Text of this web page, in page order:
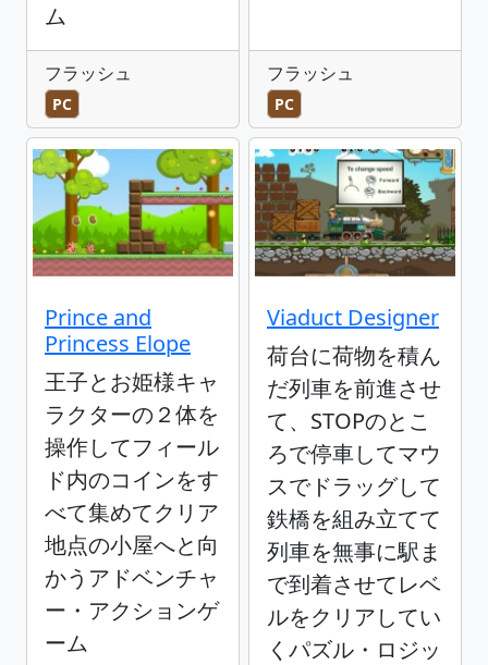
ム
フラッシュ
PC
フラッシュ
PC
Prince and
Princess Elope
王子とお姫様キャ
ラクターの２体を
操作してフィール
ド内のコインをす
べて集めてクリア
地点の小屋へと向
かうアドベンチャ
ー・アクションゲ
ーム
Viaduct Designer
荷台に荷物を積ん
だ列車を前進させ
て、STOPのとこ
ろで停車してマウ
スでドラッグして
鉄橋を組み立てて
列車を無事に駅ま
で到着させてレベ
ルをクリアしてい
くパズル・ロジッ